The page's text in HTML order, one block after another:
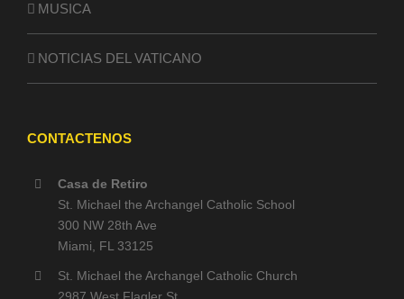
MUSICA
NOTICIAS DEL VATICANO
CONTACTENOS
Casa de Retiro
St. Michael the Archangel Catholic School
300 NW 28th Ave
Miami, FL 33125
St. Michael the Archangel Catholic Church